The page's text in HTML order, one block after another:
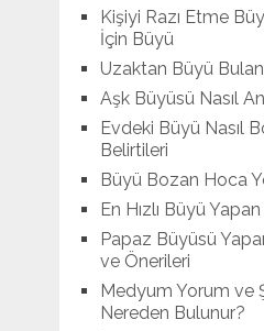
Kişiyi Razı Etme
İçin Büyü
Uzaktan Büyü
Aşk Büyüsü Nasıl
Evdeki Büyü Nasıl
Belirtileri
Büyü Bozan Hoca
En Hızlı Büyü
Papaz Büyüsü
ve Önerileri
Medyum Yorum ve
Nereden Bulunur?